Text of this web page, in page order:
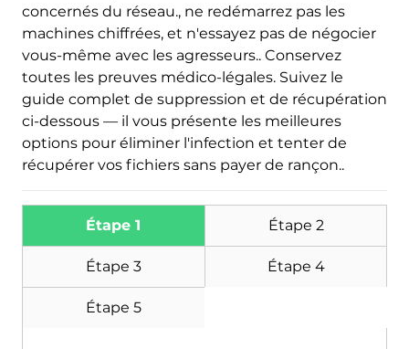
concernés du réseau., ne redémarrez pas les
machines chiffrées, et n'essayez pas de négocier
vous-même avec les agresseurs.. Conservez
toutes les preuves médico-légales. Suivez le
guide complet de suppression et de récupération
ci-dessous — il vous présente les meilleures
options pour éliminer l'infection et tenter de
récupérer vos fichiers sans payer de rançon..
Étape 1 Étape 2
Étape 3 Étape 4
Étape 5
Télécharger
Malware Removal Tool